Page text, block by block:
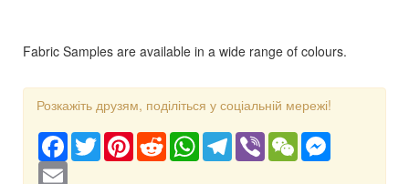
Fabric Samples are available in a wide range of colours.
Розкажіть друзям, поділіться у соціальній мережі!
Facebook
TwitterPinterestRedditWhatsAppTelegram
Viber WeChat